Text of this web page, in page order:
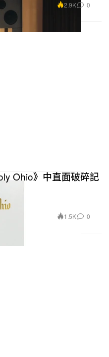
2.9K 0
Ohio》中直面破碎記
1.5K 0